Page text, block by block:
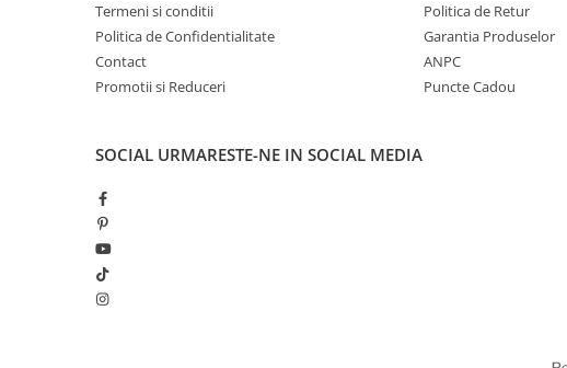
Termeni si conditii
Politica de Confidentialitate
Contact
Promotii si Reduceri
Politica de Retur
Garantia Produselor
ANPC
Puncte Cadou
SOCIAL URMARESTE-NE IN SOCIAL MEDIA